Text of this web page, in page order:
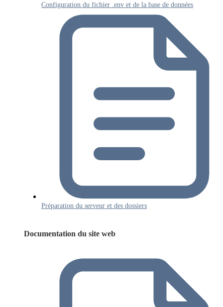
Configuration du fichier .env et de la base de données
Préparation du serveur et des dossiers
Documentation du site web